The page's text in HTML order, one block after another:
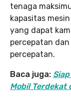
tenaga
kapasitas
yang dapat
percepatan
percepatan.
Baca juga:
Mobil Terdekat